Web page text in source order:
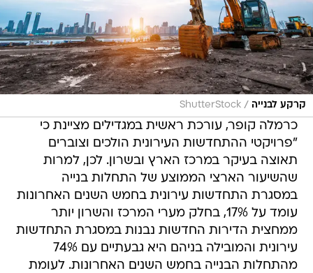
קרקע לבנייה /
ShutterStock
כרמלה קופר, עורכת ראשית במגדילים מציינת כי
"פרויקטי ההתחדשות העירונית הולכים וצוברים
תאוצה בעיקר במרכז הארץ ובשרון. לכן, למרות
שהשיעור הארצי הממוצע של התחלות בנייה
במסגרת התחדשות עירונית בחמש השנים האחרונות
עומד על 17%, בחלק מערי המרכז והשרון יותר
ממחצית הדירות החדשות נבנות במסגרת התחדשות
עירונית והמובילה בניהם היא גבעתיים עם 74%
מהתחלות הבנייה בחמש השנים האחרונות. לעומת